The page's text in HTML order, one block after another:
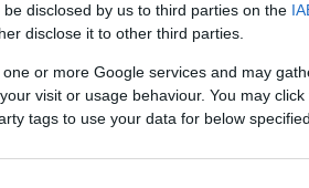
disclosed by us to third parties on the
disclose it to other third parties.
or more Google services and may
visit or usage behaviour. You may
tags to use your data for below